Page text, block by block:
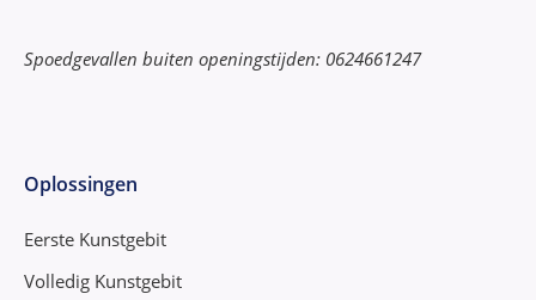
Spoedgevallen buiten openingstijden: 0624661247
Oplossingen
Eerste Kunstgebit
Volledig Kunstgebit